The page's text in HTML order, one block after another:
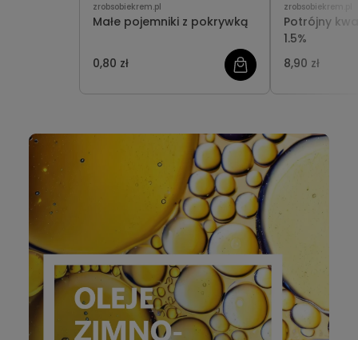
zrobsobiekrem.pl
Małe pojemniki z pokrywką
0,80 zł
zrobsobiekrem.pl
Potrójny
1.5%
8,90 zł